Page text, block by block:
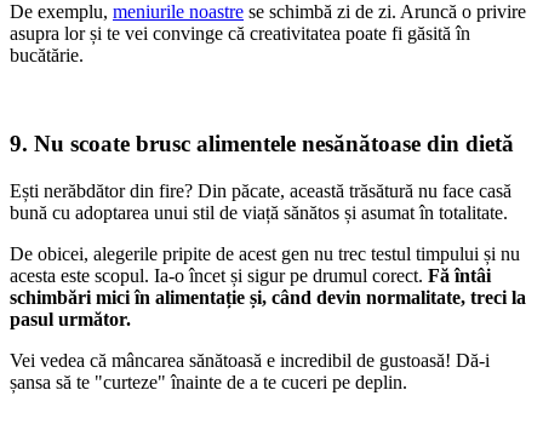
De exemplu, meniurile noastre se schimbă zi de zi. Aruncă o privire
asupra lor și te vei convinge că creativitatea poate fi găsită în
bucătărie.
9. Nu scoate brusc alimentele nesănătoase din dietă
Ești nerăbdător din fire? Din păcate, această trăsătură nu face casă
bună cu adoptarea unui stil de viață sănătos și asumat în totalitate.
De obicei, alegerile pripite de acest gen nu trec testul timpului și nu
acesta este scopul. Ia-o încet și sigur pe drumul corect. Fă întâi
schimbări mici în alimentație și, când devin normalitate, treci la
pasul următor.
Vei vedea că mâncarea sănătoasă e incredibil de gustoasă! Dă-i
șansa să te "curteze" înainte de a te cuceri pe deplin.